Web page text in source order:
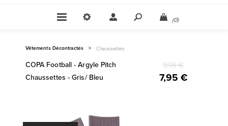
(0)
Vêtements Décontractés > Chaussettes
COPA Football - Argyle Pitch
Chaussettes - Gris/ Bleu
9,95 €
7,95 €